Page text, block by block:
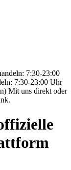
7:30-23:00
7:30-23:00 Uhr
Mit uns direkt oder